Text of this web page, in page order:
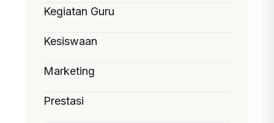
Kegiatan Guru
Kesiswaan
Marketing
Prestasi